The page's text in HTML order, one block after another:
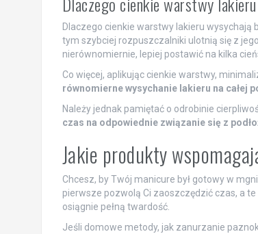
Dlaczego cienkie warstwy lakieru wysychają
tym szybciej rozpuszczalniki ulotnią się z
nierównomiernie, lepiej postawić na kilka
Co więcej, aplikując cienkie warstwy,
równomierne wysychanie lakieru na całej
Należy jednak pamiętać o odrobinie
czas na odpowiednie związanie się z
Jakie produkty
Chcesz, by Twój manicure był gotowy w
pierwsze pozwolą Ci zaoszczędzić czas, a
osiągnie pełną twardość.
Jeśli domowe metody, jak zanurzanie